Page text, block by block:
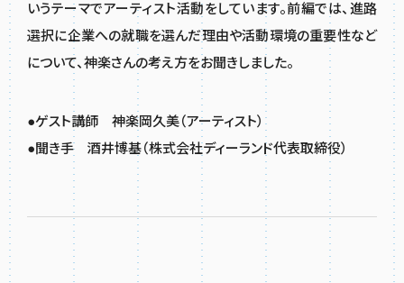
いうテーマでアーティスト活動をしています。前編では、進路
選択に企業への就職を選んだ理由や活動環境の重要性など
について、神楽さんの考え方をお聞きしました。
●ゲスト講師 神楽岡久美（アーティスト）
●聞き手 酒井博基（株式会社ディーランド代表取締役）